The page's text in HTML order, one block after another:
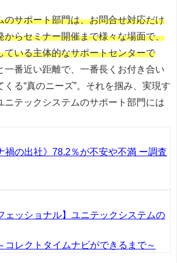
のサポート部門は、お問合せ対応だけ
からセミナー開催まで様々な場面で、
ている主体的なサポートセンターで
一番近い距離で、一番長くお付き合い
る“真のニーズ”。それを掴み、実現す
ニテックシステムのサポート部門には
禍の出社》78.2％が不安や不満 ー調査
ェッショナル】ユニテックシステムの
コレクトタイムナビができるまで～